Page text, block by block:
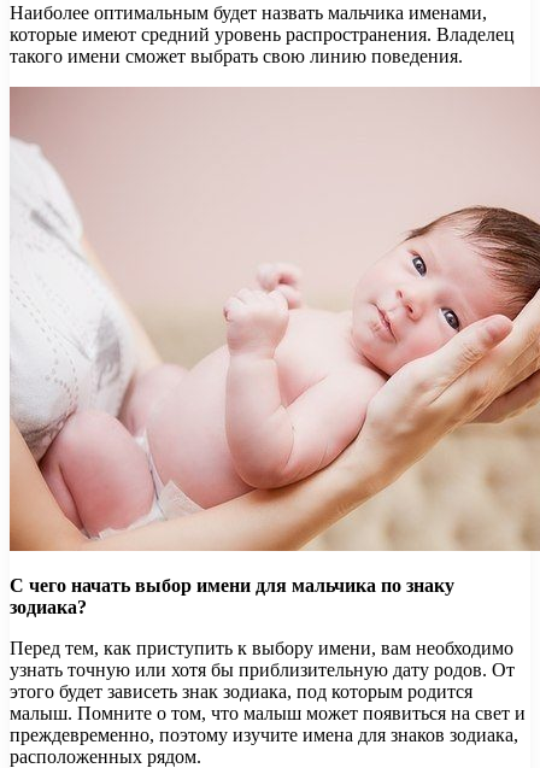
Наиболее оптимальным будет назвать мальчика именами,
которые имеют средний уровень распространения. Владелец
такого имени сможет выбрать свою линию поведения.
С чего начать выбор имени для мальчика по знаку
зодиака?
Перед тем, как приступить к выбору имени, вам необходимо
узнать точную или хотя бы приблизительную дату родов. От
этого будет зависеть знак зодиака, под которым родится
малыш. Помните о том, что малыш может появиться на свет и
преждевременно, поэтому изучите имена для знаков зодиака,
расположенных рядом.